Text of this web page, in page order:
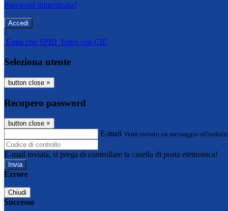
Password dimenticata?
-
Entra con SPID Entra con CIE
Seleziona utente
button close ×
Recupero password
button close ×
E-mail Verrà inviato un messaggio
E-mail inviata, si prega di controllare la casella di posta elettronica!
Errore
Chiudi
Successo